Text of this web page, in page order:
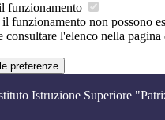
funzionamento
funzionamento non possono
consultare l'elenco nella
preferenze
Istruzione Superiore